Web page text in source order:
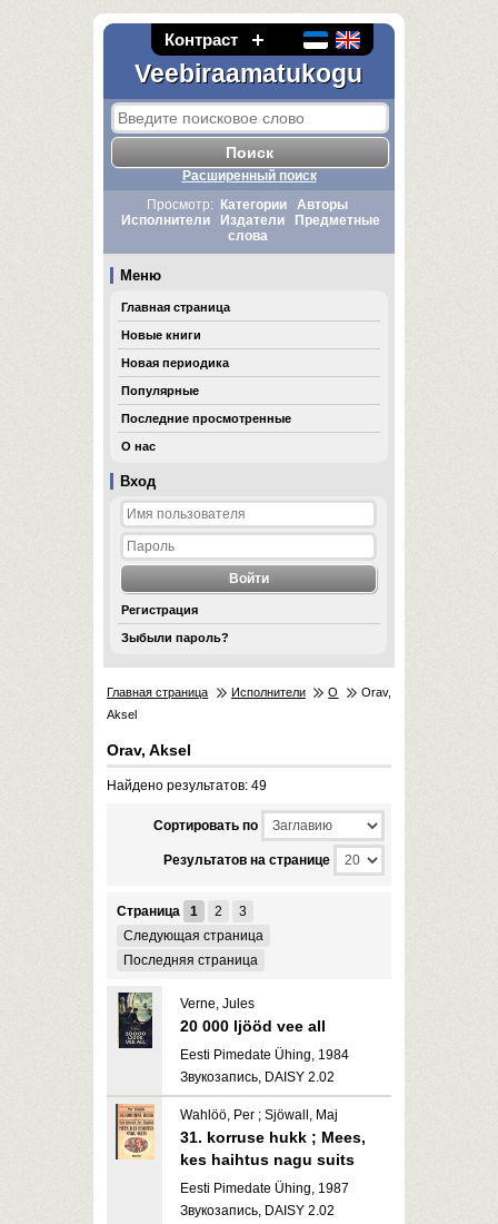
Контраст
Veebiraamatukogu
Вход
Регистрация
Зыбыли пароль?
Расширенный поиск
Просмотр:
Категории
Авторы
Исполнители
Издатели
Предметные
слова
Меню
Главная страница
Новые книги
Новая периодика
Популярные
Последние просмотренные
О нас
Главная страница Исполнители O
Orav,
Aksel
Orav, Aksel
Найдено результатов: 49
Cортировать по
Результатов на странице
Страница 1 2
3
Следующая страница
Последняя страница
Verne, Jules
20 000 ljööd vee all
Eesti Pimedate Ühing, 1984
Звукозапись, DAISY 2.02
Wahlöö, Per ; Sjöwall, Maj
31. korruse hukk ; Mees,
kes haihtus nagu suits
Eesti Pimedate Ühing, 1987
Звукозапись, DAISY 2.02